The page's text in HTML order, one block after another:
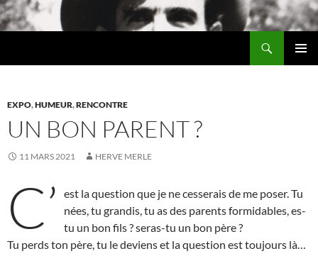
Aller
au
EXPO,HUMEUR,RENCONTRE
UN BON PARENT ?
11 MARS 2021 HERVE MERLE
C’
est la question que je ne cesserais de me poser. Tu
nées, tu grandis, tu as des parents formidables, es-
tu un bon fils ? seras-tu un bon père ?
Tu perds ton père, tu le deviens et la question est toujours là…